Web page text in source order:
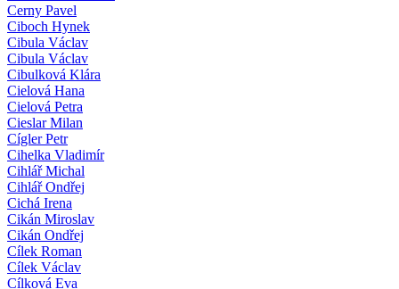
Cerny Pavel
Ciboch Hynek
Cibula Václav
Cibula Václav
Cibulková Klára
Cielová Hana
Cielová Petra
Cieslar Milan
Cígler Petr
Cihelka Vladimír
Cihlář Michal
Cihlář Ondřej
Cichá Irena
Cikán Miroslav
Cikán Ondřej
Cílek Roman
Cílek Václav
Cílková Eva